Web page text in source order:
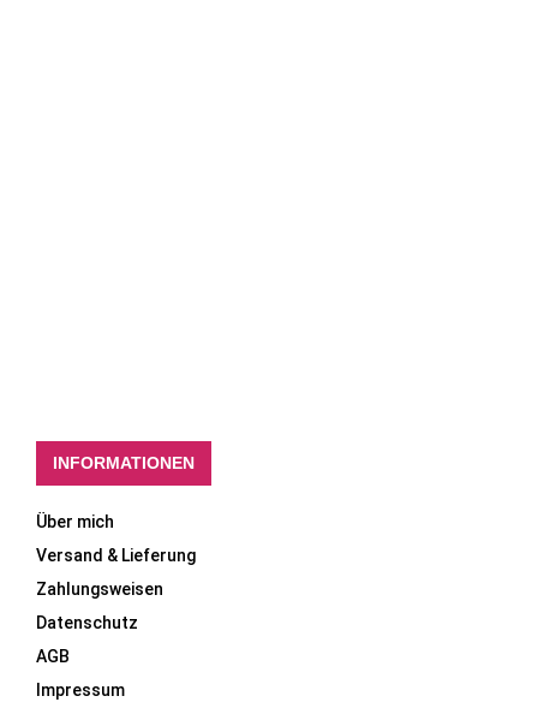
INFORMATIONEN
Über mich
Versand & Lieferung
Zahlungsweisen
Datenschutz
AGB
Impressum